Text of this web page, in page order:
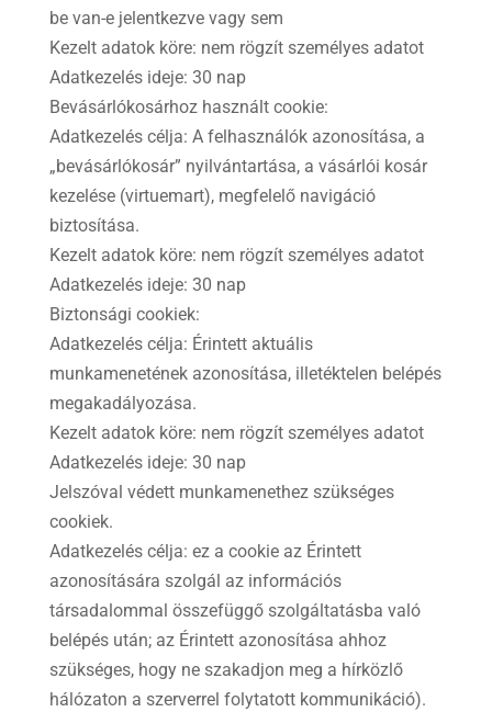
be van-e jelentkezve vagy sem
Kezelt adatok köre: nem rögzít személyes adatot
Adatkezelés ideje: 30 nap
Bevásárlókosárhoz használt cookie:
Adatkezelés célja: A felhasználók azonosítása, a
„bevásárlókosár” nyilvántartása, a vásárlói kosár
kezelése (virtuemart), megfelelő navigáció
biztosítása.
Kezelt adatok köre: nem rögzít személyes adatot
Adatkezelés ideje: 30 nap
Biztonsági cookiek:
Adatkezelés célja: Érintett aktuális
munkamenetének azonosítása, illetéktelen belépés
megakadályozása.
Kezelt adatok köre: nem rögzít személyes adatot
Adatkezelés ideje: 30 nap
Jelszóval védett munkamenethez szükséges
cookiek.
Adatkezelés célja: ez a cookie az Érintett
azonosítására szolgál az információs
társadalommal összefüggő szolgáltatásba való
belépés után; az Érintett azonosítása ahhoz
szükséges, hogy ne szakadjon meg a hírközlő
hálózaton a szerverrel folytatott kommunikáció).